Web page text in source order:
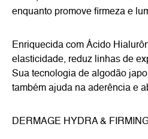
enquanto promove firmeza e
Enriquecida com Ácido
elasticidade, reduz linhas de
Sua tecnologia de algodão
também ajuda na aderência e
DERMAGE HYDRA &